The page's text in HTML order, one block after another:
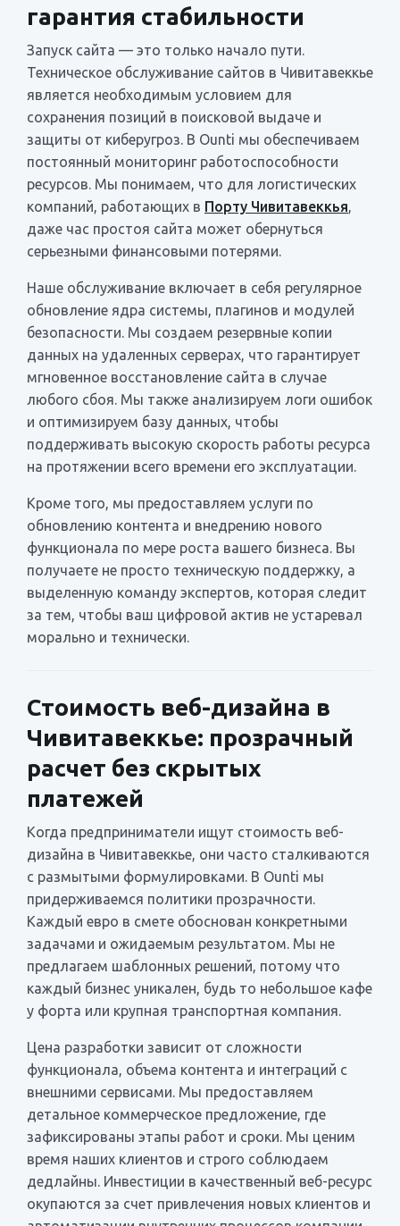
гарантия стабильности
Запуск сайта — это только начало пути.
Техническое обслуживание сайтов в Чивитавеккье
является необходимым условием для
сохранения позиций в поисковой выдаче и
защиты от киберугроз. В Ounti мы обеспечиваем
постоянный мониторинг работоспособности
ресурсов. Мы понимаем, что для логистических
компаний, работающих в Порту Чивитавеккья,
даже час простоя сайта может обернуться
серьезными финансовыми потерями.
Наше обслуживание включает в себя регулярное
обновление ядра системы, плагинов и модулей
безопасности. Мы создаем резервные копии
данных на удаленных серверах, что гарантирует
мгновенное восстановление сайта в случае
любого сбоя. Мы также анализируем логи ошибок
и оптимизируем базу данных, чтобы
поддерживать высокую скорость работы ресурса
на протяжении всего времени его эксплуатации.
Кроме того, мы предоставляем услуги по
обновлению контента и внедрению нового
функционала по мере роста вашего бизнеса. Вы
получаете не просто техническую поддержку, а
выделенную команду экспертов, которая следит
за тем, чтобы ваш цифровой актив не устаревал
морально и технически.
Стоимость веб-дизайна в
Чивитавеккье: прозрачный
расчет без скрытых
платежей
Когда предприниматели ищут стоимость веб-
дизайна в Чивитавеккье, они часто сталкиваются
с размытыми формулировками. В Ounti мы
придерживаемся политики прозрачности.
Каждый евро в смете обоснован конкретными
задачами и ожидаемым результатом. Мы не
предлагаем шаблонных решений, потому что
каждый бизнес уникален, будь то небольшое кафе
у форта или крупная транспортная компания.
Цена разработки зависит от сложности
функционала, объема контента и интеграций с
внешними сервисами. Мы предоставляем
детальное коммерческое предложение, где
зафиксированы этапы работ и сроки. Мы ценим
время наших клиентов и строго соблюдаем
дедлайны. Инвестиции в качественный веб-ресурс
окупаются за счет привлечения новых клиентов и